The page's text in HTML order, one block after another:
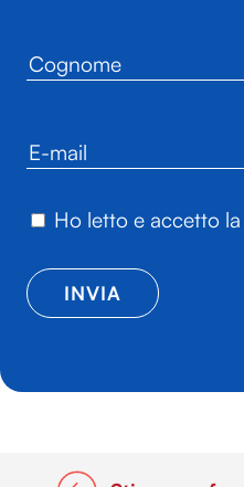
Ho letto e accetto la